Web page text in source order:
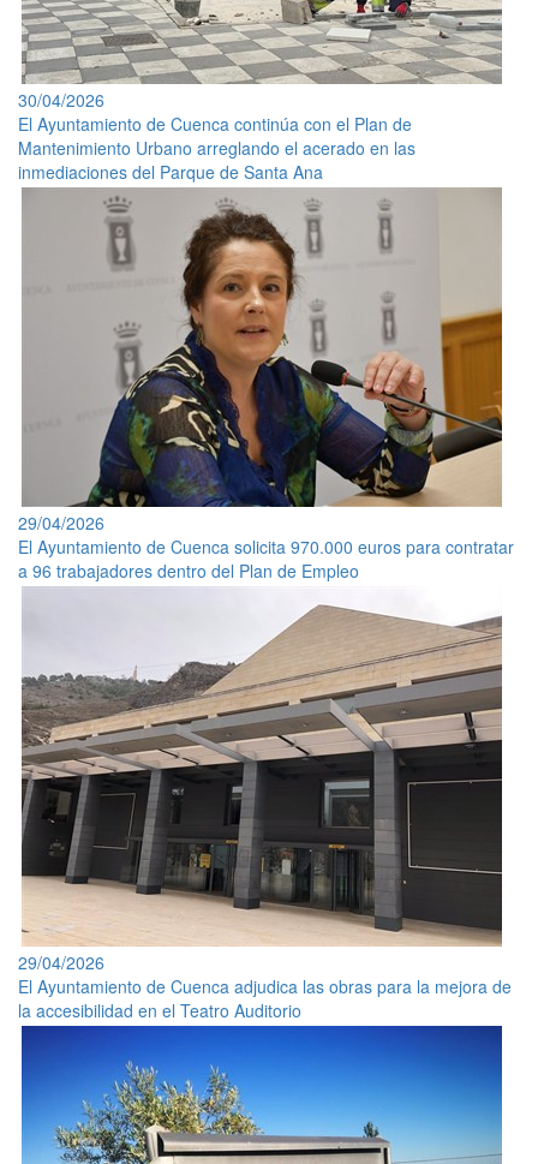
30/04/2026
El Ayuntamiento de Cuenca continúa con el Plan de
Mantenimiento Urbano arreglando el acerado en las
inmediaciones del Parque de Santa Ana
29/04/2026
El Ayuntamiento de Cuenca solicita 970.000 euros para contratar
a 96 trabajadores dentro del Plan de Empleo
29/04/2026
El Ayuntamiento de Cuenca adjudica las obras para la mejora de
la accesibilidad en el Teatro Auditorio